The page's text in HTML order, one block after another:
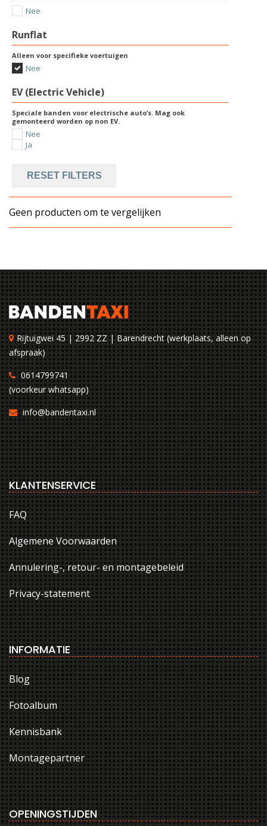
Nee
Runflat
Alleen voor specifieke voertuigen
Nee
EV (Electric Vehicle)
Speciale banden voor electrische auto’s. Mag ook
gemonteerd worden op non EV.
Nee
Ja
RESET FILTERS
Geen producten om te vergelijken
Rijtuigwei 45 | 2992 ZZ | Barendrecht (werkplaats, alleen op
afspraak)
0614799741
(voorkeur whatsapp)
info@bandentaxi.nl
KLANTENSERVICE
FAQ
Algemene Voorwaarden
Annulering-, retour- en montagebeleid
Privacy-statement
INFORMATIE
Blog
Fotoalbum
Kennisbank
Montagepartner
OPENINGSTIJDEN